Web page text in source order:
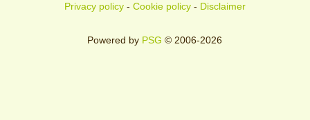
Privacy policy- Cookie policy- Disclaimer
Powered by PSG © 2006-2026